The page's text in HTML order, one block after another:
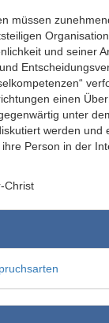
müssen
und seiner
einen
unter
werden und
Person in der
Christ